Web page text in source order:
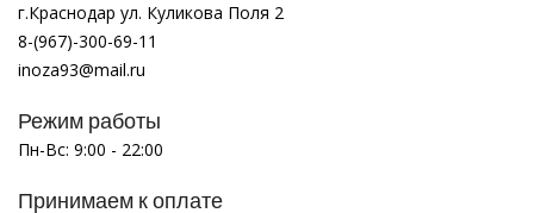
г.Краснодар ул. Куликова Поля 2
8-(967)-300-69-11
inoza93@mail.ru
Режим работы
Пн-Вс: 9:00 - 22:00
Принимаем к оплате